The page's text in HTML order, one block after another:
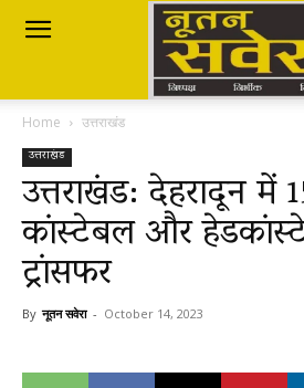
Nutan
Savera
नूतन
सवेरा
Home उत्तराखंड
उत्तराखंड
उत्तराखंड: देहरादून में
कांस्टेबल और
ट्रांसफर
By नूतन सवेरा - October 14, 2023